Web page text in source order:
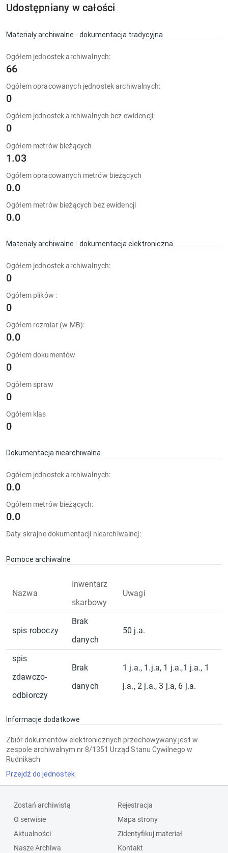
Udostępniany w całości
Materiały archiwalne - dokumentacja tradycyjna
Ogółem jednostek archiwalnych:
66
Ogółem opracowanych jednostek archiwalnych:
0
Ogółem jednostek archiwalnych bez ewidencji:
0
Ogółem metrów bieżących
1.03
Ogółem opracowanych metrów bieżących
0.0
Ogółem metrów bieżących bez ewidencji
0.0
Materiały archiwalne - dokumentacja elektroniczna
Ogółem jednostek archiwalnych:
0
Ogółem plików :
0
Ogółem rozmiar (w MB):
0.0
Ogółem dokumentów
0
Ogółem spraw
0
Ogółem klas
0
Dokumentacja niearchiwalna
Ogółem jednostek archiwalnych:
0.0
Ogółem metrów bieżących:
0.0
Daty skrajne dokumentacji niearchiwalnej:
Pomoce archiwalne
Nazwa
Inwentarz
skarbowy
Uwagi
spis roboczy
Brak
danych
50 j.a.
spis
zdawczo-
odbiorczy
Brak
danych
1 j.a., 1.j.a, 1 j.a.,1 j.a., 1
j.a., 2 j.a., 3 j.a, 6 j.a.
Informacje dodatkowe
Zbiór dokumentów elektronicznych przechowywany jest w
zespole archiwalnym nr 8/1351 Urząd Stanu Cywilnego w
Rudnikach
Przejdź do jednostek
Zostań archiwistą
O serwisie
Aktualności
Nasze Archiwa
Rejestracja
Mapa strony
Zidentyfikuj materiał
Kontakt